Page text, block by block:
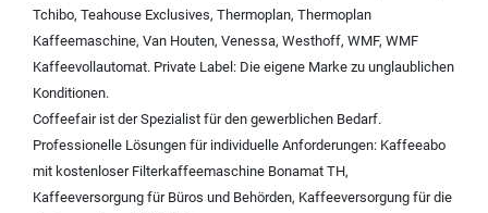
Tchibo, Teahouse Exclusives, Thermoplan, Thermoplan
Kaffeemaschine, Van Houten, Venessa, Westhoff, WMF, WMF
Kaffeevollautomat. Private Label: Die eigene Marke zu unglaublichen
Konditionen.
Coffeefair ist der Spezialist für den gewerblichen Bedarf.
Professionelle Lösungen für individuelle Anforderungen: Kaffeeabo
mit kostenloser Filterkaffeemaschine Bonamat TH,
Kaffeeversorgung für Büros und Behörden, Kaffeeversorgung für die